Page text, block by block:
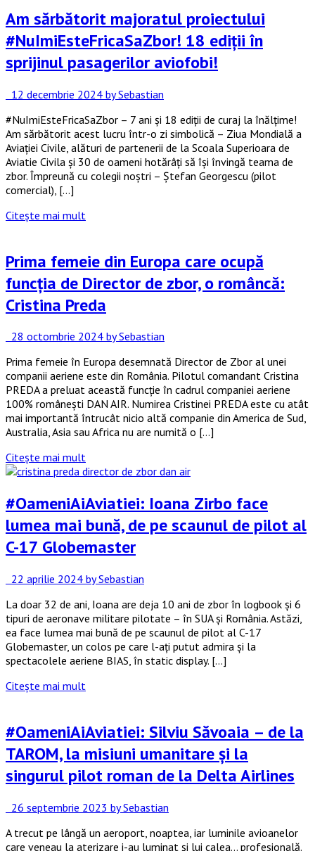
Am sărbătorit majoratul proiectului
#NuImiEsteFricaSaZbor! 18 ediții în
sprijinul pasagerilor aviofobi!
12 decembrie 2024 by Sebastian
#NuImiEsteFricaSaZbor – 7 ani și 18 ediții de curaj la înălțime!
Am sărbătorit acest lucru într-o zi simbolică – Ziua Mondială a
Aviației Civile, alături de partenerii de la Scoala Superioara de
Aviatie Civila și 30 de oameni hotărâți să își învingă teama de
zbor. Împreună cu colegii noștri – Ștefan Georgescu (pilot
comercial), […]
Citește mai mult
Prima femeie din Europa care ocupă
funcția de Director de zbor, o româncă:
Cristina Preda
28 octombrie 2024 by Sebastian
Prima femeie în Europa desemnată Director de Zbor al unei
companii aeriene este din România. Pilotul comandant Cristina
PREDA a preluat această funcție în cadrul companiei aeriene
100% românești DAN AIR. Numirea Cristinei PREDA este cu atât
mai importantă întrucât nicio altă companie din America de Sud,
Australia, Asia sau Africa nu are numită o […]
Citește mai mult
#OameniAiAviatiei: Ioana Zirbo face
lumea mai bună, de pe scaunul de pilot al
C-17 Globemaster
22 aprilie 2024 by Sebastian
La doar 32 de ani, Ioana are deja 10 ani de zbor în logbook și 6
tipuri de aeronave militare pilotate – în SUA și România. Astăzi,
ea face lumea mai bună de pe scaunul de pilot al C-17
Globemaster, un colos pe care l-ați putut admira și la
spectacolele aeriene BIAS, în static display. […]
Citește mai mult
#OameniAiAviatiei: Silviu Săvoaia – de la
TAROM, la misiuni umanitare și la
singurul pilot roman de la Delta Airlines
26 septembrie 2023 by Sebastian
A trecut pe lângă un aeroport, noaptea, iar luminile avioanelor
care veneau la aterizare i-au luminat și lui calea… profesională.